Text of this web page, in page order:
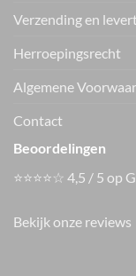
Verzending en
Herroepingsrecht
Algemene
Contact
Beoordelingen
⭐⭐⭐⭐☆ 4,5 / 5 op
Bekijk onze reviews
Nieuwe items als
Only